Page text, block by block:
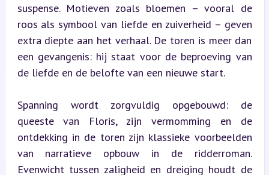
suspense. Motieven zoals bloemen – vooral de
roos als symbool van liefde en zuiverheid – geven
extra diepte aan het verhaal. De toren is meer dan
een gevangenis: hij staat voor de beproeving van
de liefde en de belofte van een nieuwe start.
Spanning wordt zorgvuldig opgebouwd: de
queeste van Floris, zijn vermomming en de
ontdekking in de toren zijn klassieke voorbeelden
van narratieve opbouw in de ridderroman.
Evenwicht tussen zaligheid en dreiging houdt de